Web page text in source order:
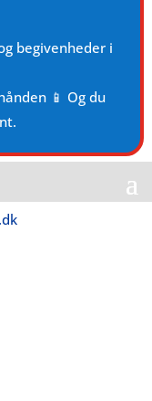
begivenheder i
📱 Og du